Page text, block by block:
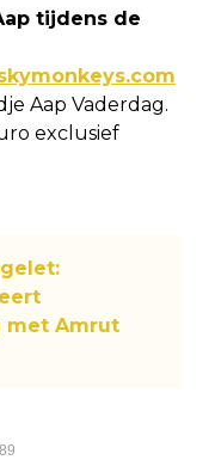
tijdens de
Aap Vaderdag.
exclusief
met Amrut